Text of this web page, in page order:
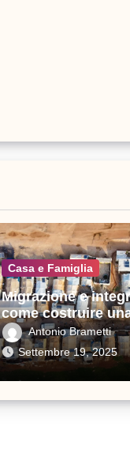
Casa e Famiglia
Migrazione e
come costruire
inclusiva in Italia
Antonio Brametti
Settembre 19, 2025